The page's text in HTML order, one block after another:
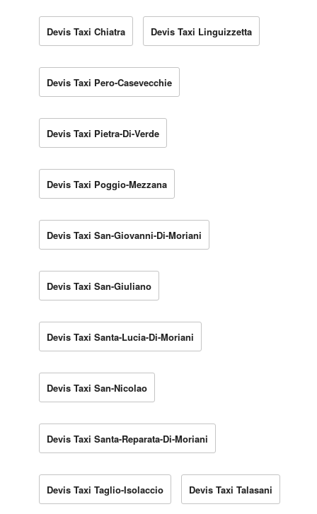
Devis Taxi Chiatra Devis Taxi Linguizzetta
Devis Taxi Pero-Casevecchie
Devis Taxi Pietra-Di-Verde
Devis Taxi Poggio-Mezzana
Devis Taxi San-Giovanni-Di-Moriani
Devis Taxi San-Giuliano
Devis Taxi Santa-Lucia-Di-Moriani
Devis Taxi San-Nicolao
Devis Taxi Santa-Reparata-Di-Moriani
Devis Taxi Taglio-Isolaccio Devis Taxi Talasani